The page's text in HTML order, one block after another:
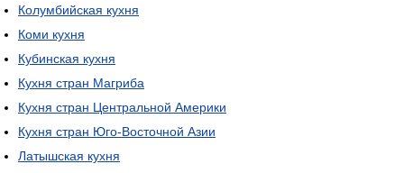
Колумбийская кухня
Коми кухня
Кубинская кухня
Кухня стран Магриба
Кухня стран Центральной Америки
Кухня стран Юго-Восточной Азии
Латышская кухня